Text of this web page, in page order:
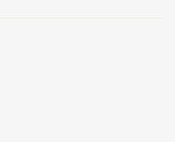
padrão de
estrutura completa de
salão de festas, espaço
espaço kids, coworking,